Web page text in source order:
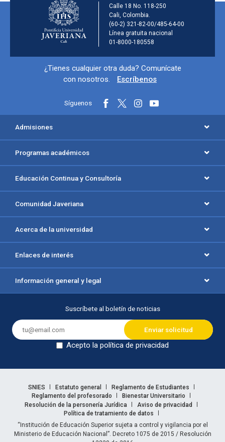
Información de la
Calle 18 No. 118-250
Cali, Colombia.
(60-2) 321-82-00/485-64-00
Línea gratuita nacional
01-8000-180558
Información y redes sociales
¿Tienes cualquier otra duda? Comunícate
con nosotros.
Escríbenos
Síguenos
Menú principal del footer
Admisiones
Programas académicos
Educación Continua y Consultoría
Comunidad Javeriana
Acerca de la universidad
Enlaces de interés
Información general y legal
Suscríbete al boletín de noticias
Acepto la política de privacidad
Enlaces legales
SNIES Estatuto general
Reglamento de Estudiantes
Reglamento del profesorado
Bienestar Universitario
Resolución de la personería Jurídica
Aviso de privacidad
Política de tratamiento de datos
Información legal
“Institución de Educación Superior sujeta a control y vigilancia por el
Ministerio de Educación Nacional”. Decreto 1075 de 2015 / Resolución